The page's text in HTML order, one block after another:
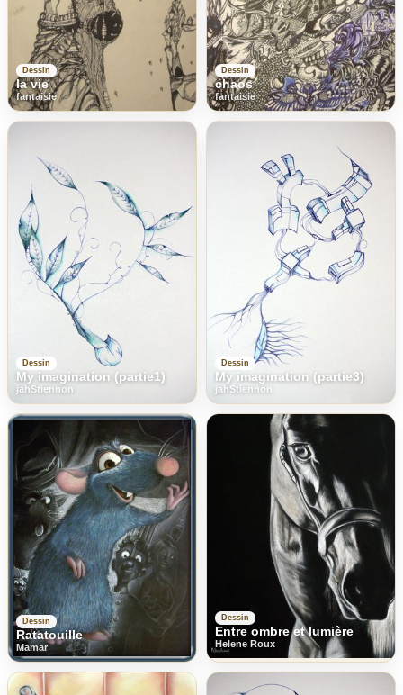
Dessin
la vie
fantaisie
Dessin
chaos
fantaisie
Dessin
My imagination (partie1)
jahStiennon
Dessin
My imagination (partie3)
jahStiennon
Dessin
Ratatouille
Mamar
Dessin
Entre ombre et lumière
Helene Roux